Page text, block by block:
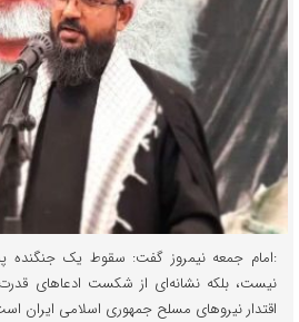
:امام جمعه نیمروز گفت: سقوط یک جنگنده
نیست، بلکه نشانه‌ای از شکست ادعاهای
اقتدار نیروهای مسلح جمهوری اسلامی ایران